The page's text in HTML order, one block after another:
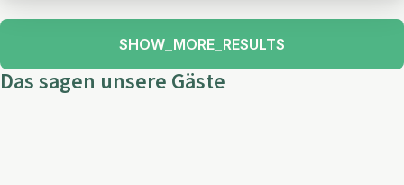
SHOW_MORE_RESULTS
Das sagen unsere Gäste